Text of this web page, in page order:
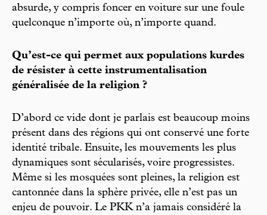
absurde, y compris foncer en voiture sur une foule
quelconque n’importe où, n’importe quand.
Qu’est-ce qui permet aux populations kurdes
de résister à cette instrumentalisation
généralisée de la religion ?
D’abord ce vide dont je parlais est beaucoup moins
présent dans des régions qui ont conservé une forte
identité tribale. Ensuite, les mouvements les plus
dynamiques sont sécularisés, voire progressistes.
Même si les mosquées sont pleines, la religion est
cantonnée dans la sphère privée, elle n’est pas un
enjeu de pouvoir. Le PKK n’a jamais considéré la